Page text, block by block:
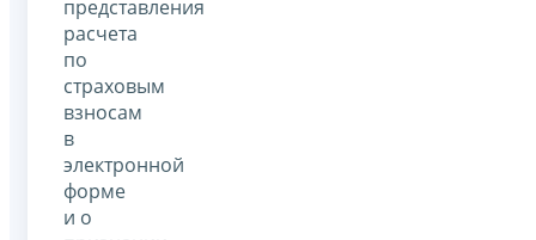
представления
расчета
по
страховым
взносам
в
электронной
форме
и о